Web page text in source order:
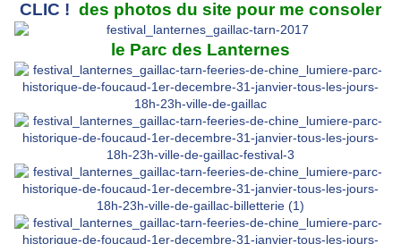
CLIC ! des photos du site pour me consoler
le Parc des Lanternes